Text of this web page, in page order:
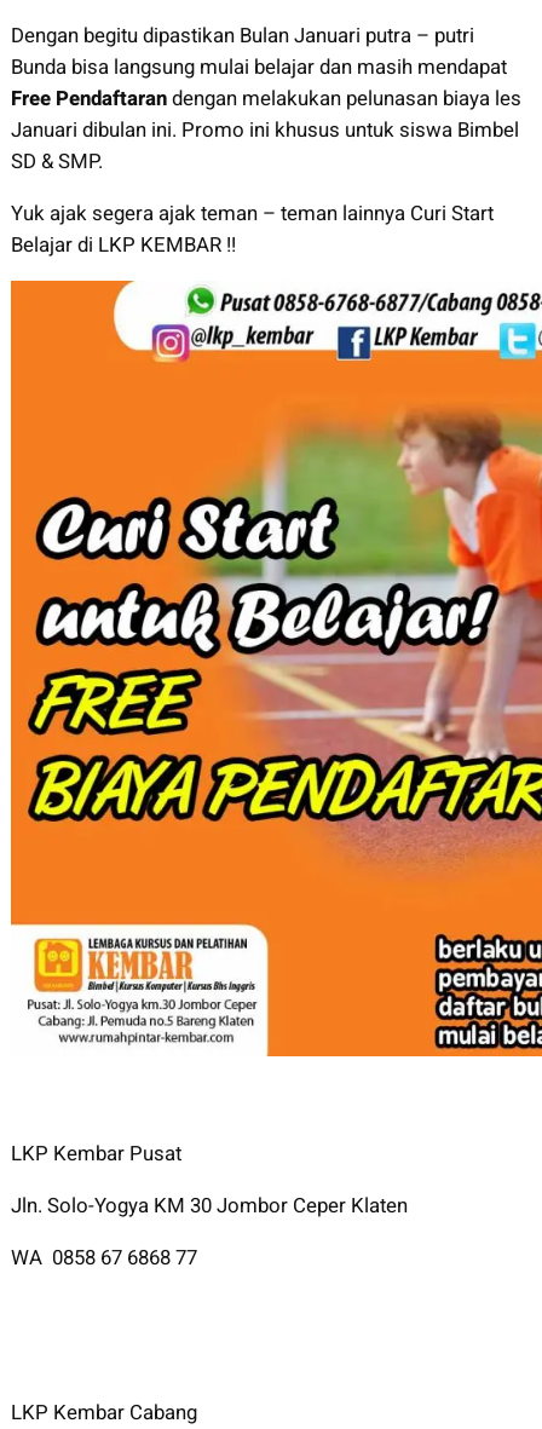
Dengan begitu dipastikan Bulan Januari putra – putri
Bunda bisa langsung mulai belajar dan masih mendapat
Free Pendaftarandengan melakukan pelunasan biaya les
Januari dibulan ini. Promo ini khusus untuk siswa Bimbel
SD & SMP.
Yuk ajak segera ajak teman – teman lainnya Curi Start
Belajar di LKP KEMBAR !!
LKP Kembar Pusat
Jln. Solo-Yogya KM 30 Jombor Ceper Klaten
WA 0858 67 6868 77
LKP Kembar Cabang